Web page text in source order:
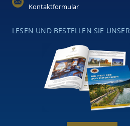
Kontaktformular
LESEN UND BESTELLEN SIE